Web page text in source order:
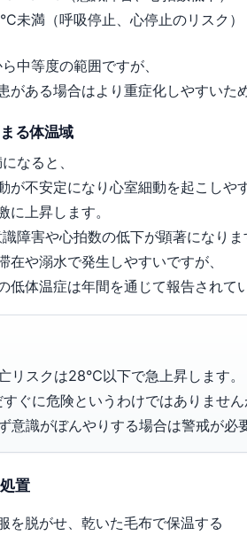
未満（呼吸停止、心停止のリスク）
中等度の範囲ですが、
がある場合はより重症化しやすいた
る体温域
なると、
が不安定になり心室細動を起こしや
に上昇します。
障害や心拍数の低下が顕著になり
在や溺水で発生しやすいですが、
低体温症は年間を通じて報告されて
リスクは28°C以下で急上昇します。
ぐに危険というわけではありませ
意識がぼんやりする場合は警戒が必
置
を脱がせ、乾いた毛布で保温する